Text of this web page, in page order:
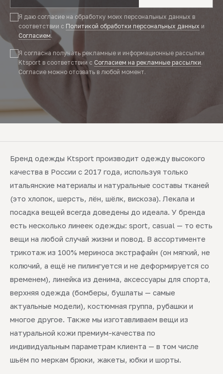
Я даю согласие на обработку моих персональных данных в
соответствии с Политикой обработки персональных данных и
Согласием.
Я согласна получать рекламные и информационные рассылки
Ktsport в соответствии с Согласием на рекламные рассылки.
Согласие можно отозвать в любой момент.
Бренд одежды Ktsport производит одежду высокого
качества в России с 2017 года, используя только
итальянские материалы и натуральные составы тканей
(это хлопок, шерсть, лён, шёлк, вискоза). Лекала и
посадка вещей всегда доведены до идеала. У бренда
есть несколько линеек одежды: sport, casual — то есть
вещи на любой случай жизни и повод. В ассортименте
трикотаж из 100% мериноса экстрафайн (он мягкий, не
колючий, а ещё не пилингуется и не деформируется со
временем), линейка из денима, аксессуары для спорта,
верхняя одежда (бомберы, бушлаты — самые
актуальные модели), костюмная группа, рубашки и
многое другое. Также мы изготавливаем вещи из
натуральной кожи премиум-качества по
индивидуальным параметрам клиента — в том числе
шьём по меркам брюки, жакеты, юбки и шорты.